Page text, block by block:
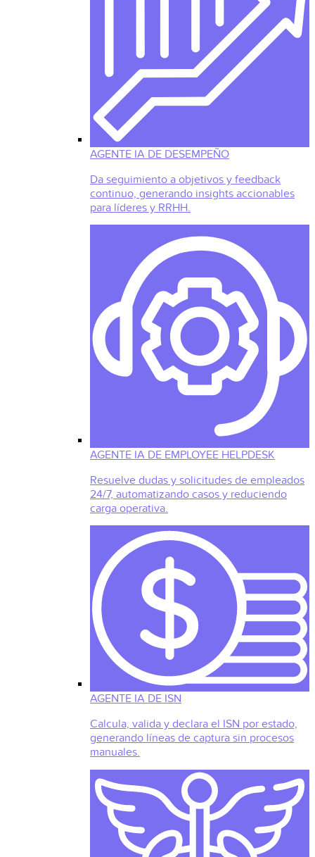
AGENTE IA DE DESEMPEÑO
Da seguimiento a objetivos y feedback
continuo, generando insights accionables
para líderes y RRHH.
AGENTE IA DE EMPLOYEE HELPDESK
Resuelve dudas y solicitudes de empleados
24/7, automatizando casos y reduciendo
carga operativa.
AGENTE IA DE ISN
Calcula, valida y declara el ISN por estado,
generando líneas de captura sin procesos
manuales.